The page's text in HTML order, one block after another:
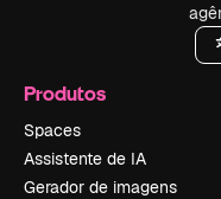
Produtos
Spaces
Assistente de IA
Gerador de imagens